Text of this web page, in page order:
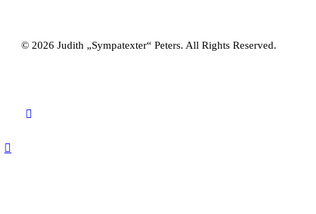
© 2026 Judith „Sympatexter“ Peters. All Rights Reserved.